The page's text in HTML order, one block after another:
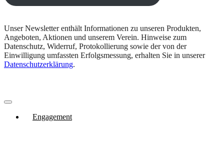
Unser Newsletter enthält Informationen zu unseren Produkten,
Angeboten, Aktionen und unserem Verein. Hinweise zum
Datenschutz, Widerruf, Protokollierung sowie der von der
Einwilligung umfassten Erfolgsmessung, erhalten Sie in unserer
Datenschutzerklärung.
Engagement